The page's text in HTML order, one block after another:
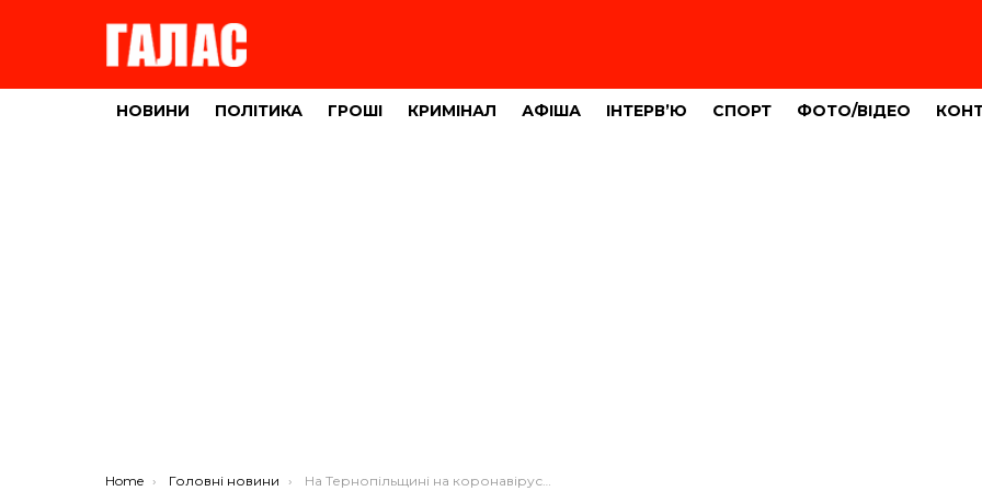
НОВИНИ ПОЛІТИКА ГРОШІ КРИМІНАЛ АФІША ІНТЕРВ’Ю СПОРТ ФОТО/ВІДЕО
You are here:
Home Головні новини На Тернопільщині на коронавірус захворіла уся родина: троє дорослих та двоє дітей